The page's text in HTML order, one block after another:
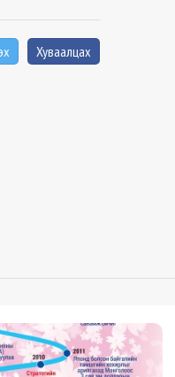
Хуваалцах